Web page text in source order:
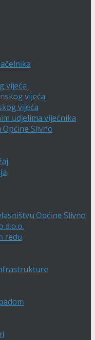
vijeća
vijeća
vijeća
udjelima vijećnika
Slivno
Općine Slivno
d.o.o.
redu